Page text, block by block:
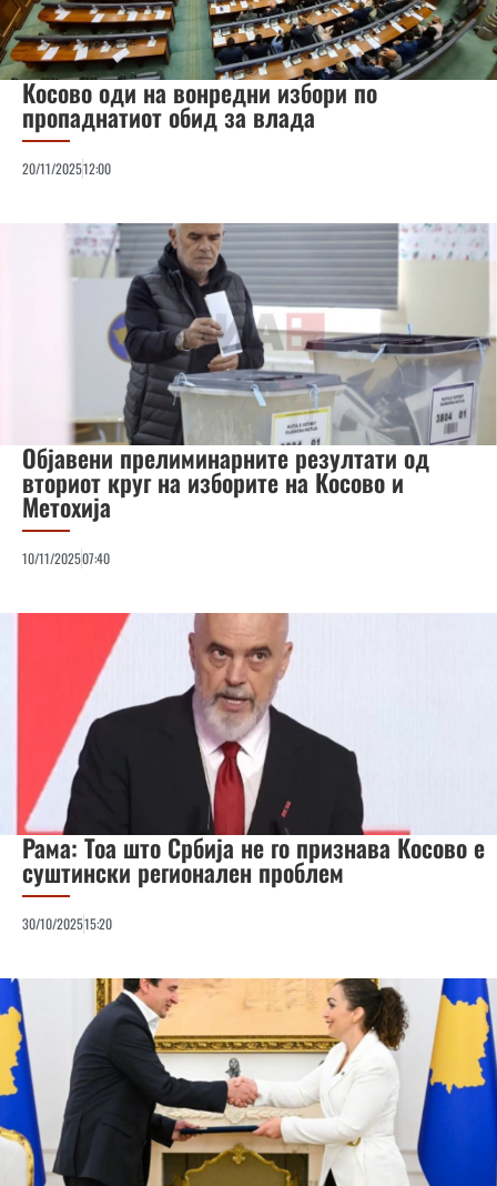
Косово оди на вонредни избори по
пропаднатиот обид за влада
20/11/202512:00
Објавени прелиминарните резултати од
вториот круг на изборите на Косово и
Метохија
10/11/202507:40
Рама: Тоа што Србија не го признава Косово е
суштински регионален проблем
30/10/202515:20